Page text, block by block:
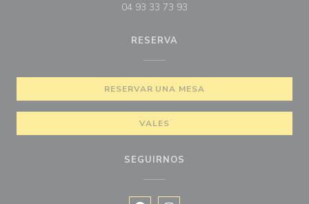
04 93 33 73 93
RESERVA
RESERVAR UNA MESA
VALES
SEGUIRNOS